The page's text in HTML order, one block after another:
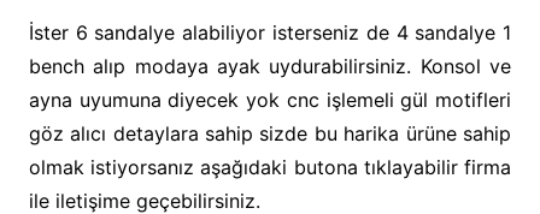
İster 6 sandalye alabiliyor isterseniz de 4 sandalye 1
bench alıp modaya ayak uydurabilirsiniz. Konsol ve
ayna uyumuna diyecek yok cnc işlemeli gül motifleri
göz alıcı detaylara sahip sizde bu harika ürüne sahip
olmak istiyorsanız aşağıdaki butona tıklayabilir firma
ile iletişime geçebilirsiniz.